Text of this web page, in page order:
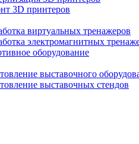
3D принтеров
виртуальных тренажеров
электромагнитных
оборудование
выставочного
выставочных стендов